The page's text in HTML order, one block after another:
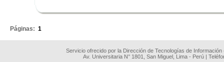
Páginas: 1
Servicio ofrecido por la Dirección de Tecnologías de
Av. Universitaria N° 1801, San Miguel, Lima - Perú |